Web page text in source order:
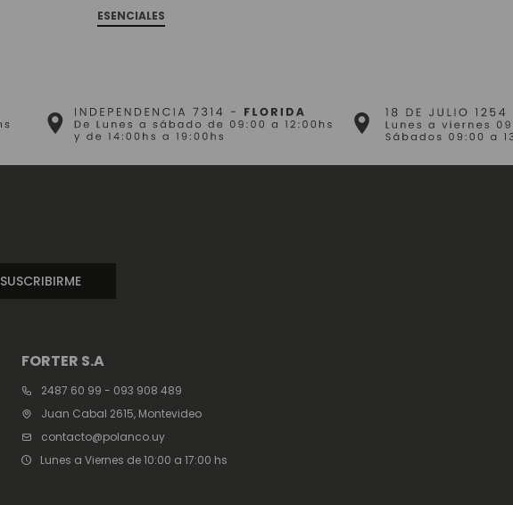
ESENCIALES
FORTER S.A
2487 60 99 - 093 908 489
Juan Cabal 2615, Montevideo
contacto@polanco.uy
Lunes a Viernes de 10:00 a 17:00 hs
SUSCRIBIRME